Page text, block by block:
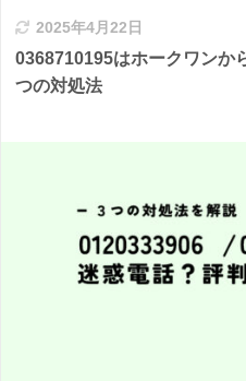
2025年4月22日
0368710195はホークワンか
つの対処法